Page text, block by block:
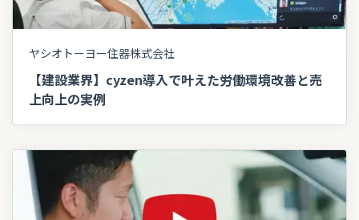
ヤシオトーヨー住器株式会社
【建設業界】cyzen導入で叶えた労働環境改善と売
上向上の実例